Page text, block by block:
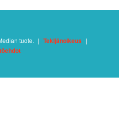
tuote. | Tekijänoikeus |